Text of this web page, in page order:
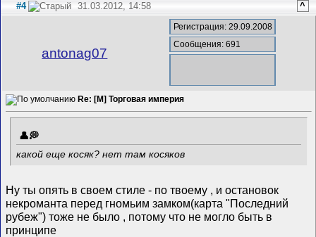
#4 31.03.2012, 14:58 ^
antonag07
Регистрация: 29.09.2008
Сообщения: 691
Re: [M] Торговая империя
какой еще косяк? нет там косяков
Ну ты опять в своем стиле - по твоему , и остановок
некроманта перед гномьим замком(карта "Последний
рубеж") тоже не было , потому что не могло быть в
принципе